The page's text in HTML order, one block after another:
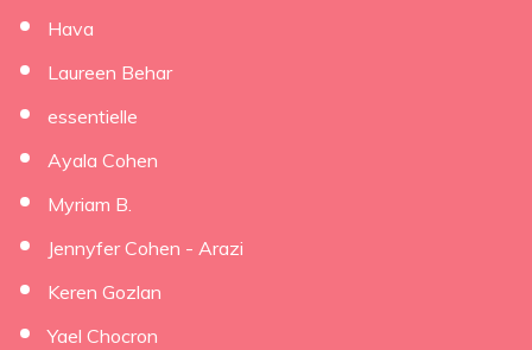
Hava
Laureen Behar
essentielle
Ayala Cohen
Myriam B.
Jennyfer Cohen - Arazi
Keren Gozlan
Yael Chocron